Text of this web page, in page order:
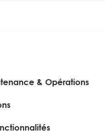
& Opérations